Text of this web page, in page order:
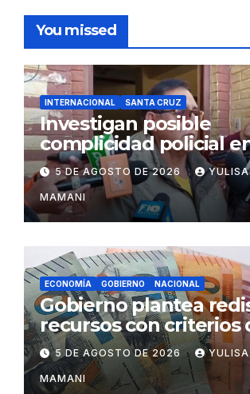
You missed
INTERNACIONAL SANTA CRUZ
Investigan posible
complicidad policial
de dos reos
Palmasola
5 DE AGOSTO DE 2026
MAMANI
ECONOMÍA GOBIERNO NACIONAL
Gobierno plantea
recursos con criterios
eficiencia y esfuerzo
5 DE AGOSTO DE 2026
MAMANI